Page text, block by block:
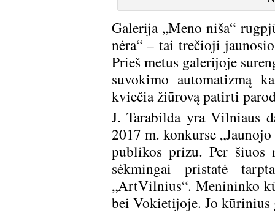
Galerija „Meno niša“
nėra“ – tai trečioji
Prieš metus galerijoje
suvokimo automatizmą
kviečia žiūrovą patirti
J. Tarabilda yra Vilniaus
2017 m. konkurse
publikos prizu. Per šiuos
sėkmingai pristatė
„ArtVilnius“. Menininko
bei Vokietijoje. Jo